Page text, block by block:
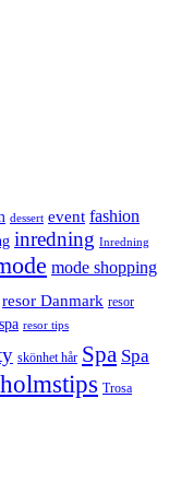
dessert event fashion
inredning Inredning
mode shopping
resor Danmark resor
resor tips
skönhet hår Spa Spa
Trosa